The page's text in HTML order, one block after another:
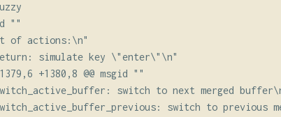
""
of actions:\n"
simulate key \"enter\"\n"
1379,6 +1380,8 @@ msgid ""
switch to next merged
switch to previous